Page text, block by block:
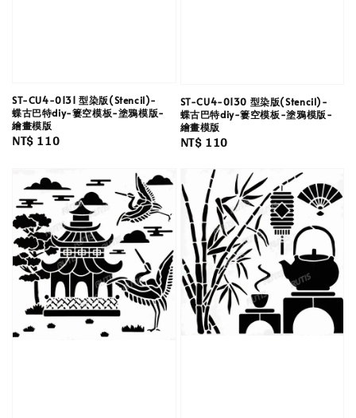
ST-CU4-0131 型染版(Stencil)-
蝶古巴特diy-簍空模板-塗鴉模版-
繪畫模版
Regular
NT$ 110
ST-CU4-0130 型染版(Stencil)-
蝶古巴特diy-簍空模板-塗鴉模版-
繪畫模版
Regular
NT$ 110